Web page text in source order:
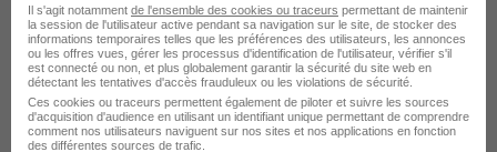
Port-en-Bessin-Huppain - 14 CDD 29 203 € / an
Voir l’offre
il y a 27 jours
Il s'agit notamment de l'ensemble des cookies ou traceurs permettant de maintenir
la session de l'utilisateur active pendant sa navigation sur le site, de stocker des
informations temporaires telles que les préférences des utilisateurs, les annonces
ou les offres vues, gérer les processus d'identification de l'utilisateur, vérifier s'il
est connecté ou non, et plus globalement garantir la sécurité du site web en
détectant les tentatives d'accès frauduleux ou les violations de sécurité.
Ces cookies ou traceurs permettent également de piloter et suivre les sources
d'acquisition d'audience en utilisant un identifiant unique permettant de comprendre
comment nos utilisateurs naviguent sur nos sites et nos applications en fonction
des différentes sources de trafic.